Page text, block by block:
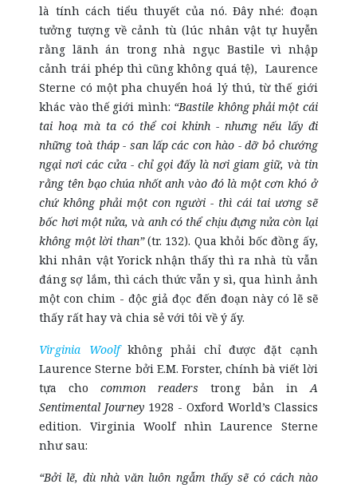
là tính cách tiểu thuyết của nó. Đây nhé: đoạn
tưởng tượng về cảnh tù (lúc nhân vật tự huyễn
rằng lãnh án trong nhà ngục Bastile vì nhập
cảnh trái phép thì cũng không quá tệ), Laurence
Sterne có một pha chuyển hoá lý thú, từ thế giới
khác vào thế giới mình: “Bastile không phải một cái
tai hoạ mà ta có thể coi khinh - nhưng nếu lấy đi
những toà tháp - san lấp các con hào - dỡ bỏ chướng
ngại nơi các cửa - chỉ gọi đấy là nơi giam giữ, và tin
rằng tên bạo chúa nhốt anh vào đó là một cơn khó ở
chứ không phải một con người - thì cái tai ương sẽ
bốc hơi một nửa, và anh có thể chịu đựng nửa còn lại
không một lời than”(tr. 132). Qua khỏi bốc đồng ấy,
khi nhân vật Yorick nhận thấy thì ra nhà tù vẫn
đáng sợ lắm, thì cách thức vẫn y sì, qua hình ảnh
một con chim - độc giả đọc đến đoạn này có lẽ sẽ
thấy rất hay và chia sẻ với tôi về ý ấy.
Virginia Woolfkhông phải chỉ được đặt cạnh
Laurence Sterne bởi E.M. Forster, chính bà viết lời
tựa chocommon readers trong bản inA
Sentimental Journey 1928 - Oxford World’s Classics
edition. Virginia Woolf nhìn Laurence Sterne
như sau:
“Bởi lẽ, dù nhà văn luôn ngẫm thấy sẽ có cách nào